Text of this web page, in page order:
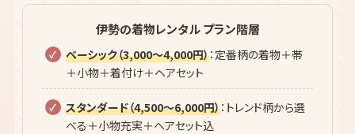
伊勢の着物レンタル プラン階層
ベーシック（3,000〜4,000円）：定番柄の着物＋帯
＋小物＋着付け＋ヘアセット
スタンダード（4,500〜6,000円）：トレンド柄から選
べる＋小物充実＋ヘアセット込